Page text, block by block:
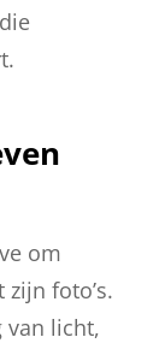
om
foto’s.
van licht,